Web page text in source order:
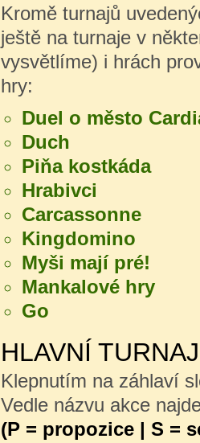
Kromě turnajů
ještě na turnaje v
vysvětlíme) i hrách
hry:
Duel o město
Duch
Piňa kostkáda
Hrabivci
Carcassonne
Kingdomino
Myši mají pré!
Mankalové hry
Go
HLAVNÍ
Klepnutím na záhlaví
Vedle názvu akce
(P = propozice | S =